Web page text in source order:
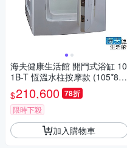
海夫健康生活館 開門式浴缸 10
1B-T 恆溫水柱按摩款 (105*85*
108cm)
$210,600 78折
限時下殺
加入購物車